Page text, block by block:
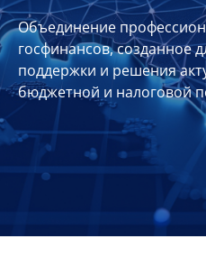
Совет
Союза
Участники
Планы
отчеты
Контакты
Объединение
госфинансов, созданное
поддержки и решения
бюджетной и налоговой